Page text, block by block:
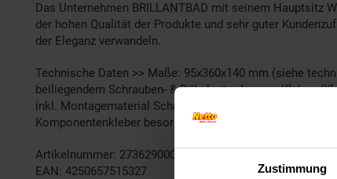
Zustimmung
Das Unternehmen BRILLANTBAD mit seinem Hauptsitz
der hohen Qualität der Produkte und sehr guter
der Eleganz verwandeln.
Technische Daten >> Maße: 95x360x140 mm (siehe
beiliegendem Schrauben- & Dübelset oder zum Kleben
inkl. Montagematerial Schrauben & Dübelset (wenn
Komponentenkleber besorgen). Bitte beachten Sie auch
Artikelnummer: 2736290000
EAN: 4250657515327